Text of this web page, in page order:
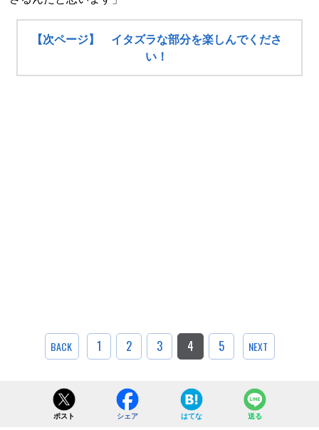
【次ページ】 イタズラな部分を楽しんでくださ
い！
BACK 1 2 3 4 5 NEXT
ポスト シェア はてな 送る